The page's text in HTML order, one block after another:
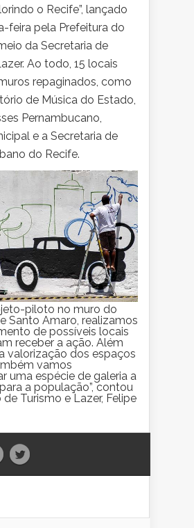
o Recife”, lançado
feira pela Prefeitura do
da Secretaria de
Ao todo, 15 locais
repaginados, como
de Música do Estado,
Pernambucano,
e a Secretaria de
do Recife.
piloto no muro do
Santo Amaro, realizamos
de possíveis locais
receber a ação. Além
valorização dos espaços
vamos
uma espécie de galeria a
a população”, contou
Turismo e Lazer, Felipe